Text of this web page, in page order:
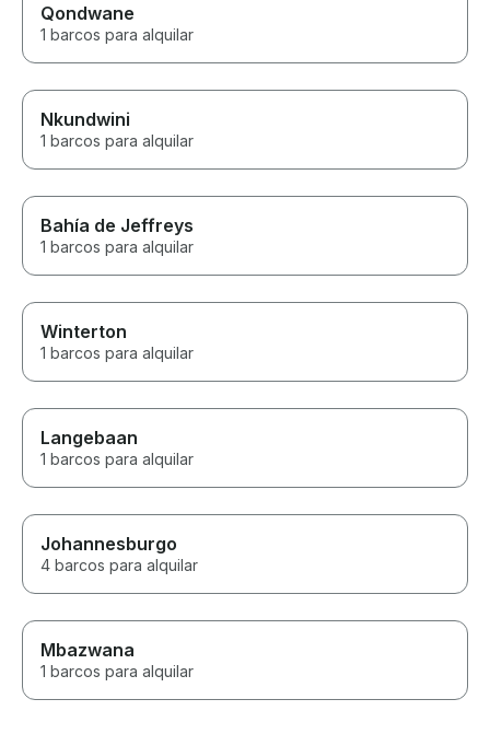
Qondwane
1 barcos para alquilar
Nkundwini
1 barcos para alquilar
Bahía de Jeffreys
1 barcos para alquilar
Winterton
1 barcos para alquilar
Langebaan
1 barcos para alquilar
Johannesburgo
4 barcos para alquilar
Mbazwana
1 barcos para alquilar